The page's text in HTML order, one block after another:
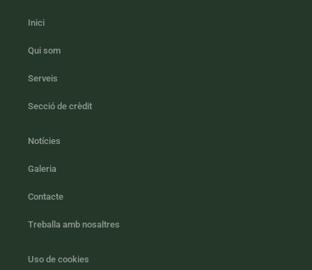
Inici
Qui som
Serveis
Secció de crèdit
Notícies
Galeria
Contacte
Treballa amb nosaltres
Uso de cookies